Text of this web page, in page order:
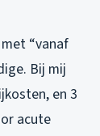
“vanaf
Bij mij
en 3
acute